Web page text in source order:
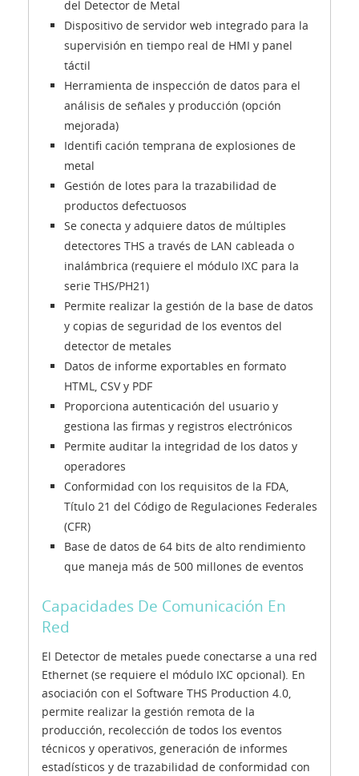
del Detector de Metal
Dispositivo de servidor web integrado para la
supervisión en tiempo real de HMI y panel
táctil
Herramienta de inspección de datos para el
análisis de señales y producción (opción
mejorada)
Identifi cación temprana de explosiones de
metal
Gestión de lotes para la trazabilidad de
productos defectuosos
Se conecta y adquiere datos de múltiples
detectores THS a través de LAN cableada o
inalámbrica (requiere el módulo IXC para la
serie THS/PH21)
Permite realizar la gestión de la base de datos
y copias de seguridad de los eventos del
detector de metales
Datos de informe exportables en formato
HTML, CSV y PDF
Proporciona autenticación del usuario y
gestiona las firmas y registros electrónicos
Permite auditar la integridad de los datos y
operadores
Conformidad con los requisitos de la FDA,
Título 21 del Código de Regulaciones Federales
(CFR)
Base de datos de 64 bits de alto rendimiento
que maneja más de 500 millones de eventos
Capacidades De Comunicación En
Red
El Detector de metales puede conectarse a una red
Ethernet (se requiere el módulo IXC opcional). En
asociación con el Software THS Production 4.0,
permite realizar la gestión remota de la
producción, recolección de todos los eventos
técnicos y operativos, generación de informes
estadísticos y de trazabilidad de conformidad con